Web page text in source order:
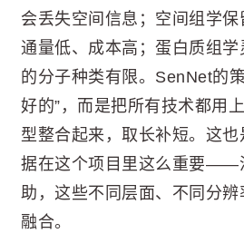
会丢失空间信息；空间组学
通量低、成本高；蛋白质组
的分子种类有限。SenNet的
好的”，而是把所有技术都用
型整合起来，取长补短。这
据在这个项目里这么重要——
助，这些不同层面、不同分
融合。